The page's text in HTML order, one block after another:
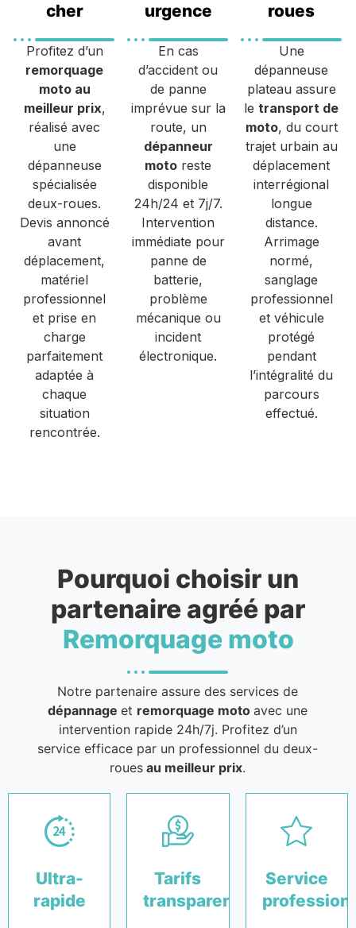
cher
Profitez d’un
remorquage
moto au
meilleur prix,
réalisé avec
une
dépanneuse
spécialisée
deux-roues.
Devis annoncé
avant
déplacement,
matériel
professionnel
et prise en
charge
parfaitement
adaptée à
chaque
situation
rencontrée.
urgence
En cas
d’accident ou
de panne
imprévue sur la
route, un
dépanneur
moto reste
disponible
24h/24 et 7j/7.
Intervention
immédiate pour
panne de
batterie,
problème
mécanique ou
incident
électronique.
roues
Une
dépanneuse
plateau assure
letransport de
moto, du court
trajet urbain au
déplacement
interrégional
longue
distance.
Arrimage
normé,
sanglage
professionnel
et véhicule
protégé
pendant
l’intégralité du
parcours
effectué.
Pourquoi choisir un
partenaire agréé par
Remorquage moto
Notre partenaire assure des services de
dépannageet remorquage motoavec une
intervention rapide 24h/7j. Profitez d’un
service efficace par un professionnel du deux-
roues au meilleur prix.
Ultra-
rapide
Tarifs
transparents
Service